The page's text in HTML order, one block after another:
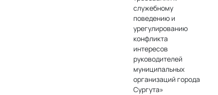
служебному
поведению и
урегулированию
конфликта
интересов
руководителей
муниципальных
организаций города
Сургута»